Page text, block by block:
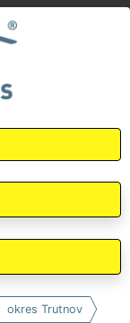
okres Trutnov